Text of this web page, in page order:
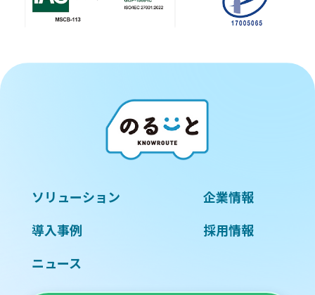
ソリューション
導入事例
ニュース
企業情報
採用情報